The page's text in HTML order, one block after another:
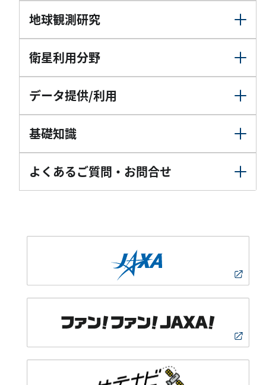
地球観測研究
衛星利用分野
データ提供/利用
基礎知識
よくあるご質問・お問合せ